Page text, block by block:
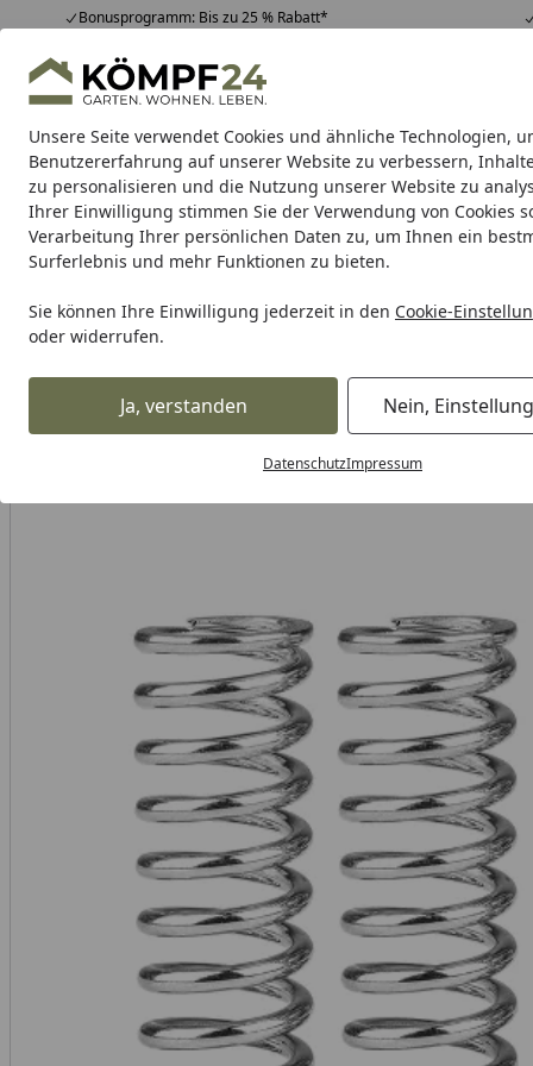
Unsere Seite verwendet Cookies und ähnliche Technologien,
Benutzererfahrung auf unserer Website zu verbessern,
zu personalisieren und die Nutzung unserer Website zu
Ihrer Einwilligung stimmen Sie der Verwendung von Cookies
Verarbeitung Ihrer persönlichen Daten zu, um Ihnen ein
Surferlebnis und mehr Funktionen zu bieten.
Sie können Ihre Einwilligung jederzeit in den Cookie-
oder widerrufen.
Ja, verstanden Nein,
DatenschutzImpressum
Bonusprogramm: Bis zu 25 % Rabatt*
Hotline07051 / 9 22 22
Mo-Fr. 8-16 Uhr 25.965 Bewertungen
Alle Produkte
Alle ProdukteHighlights Tipps & Tricks
SBS Bremsbeläge Straße Bremsbeläge Scooter
Karibu Pools inkl.
Dein Traumpool im Sorglos-
Kupplungfedern SBS Kupplungsfedern-Kit 30174